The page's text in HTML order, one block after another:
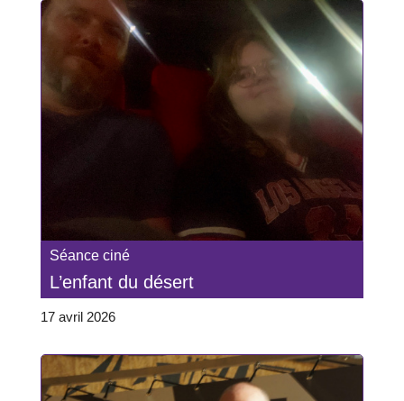
Séance ciné
L’enfant du désert
17 avril 2026